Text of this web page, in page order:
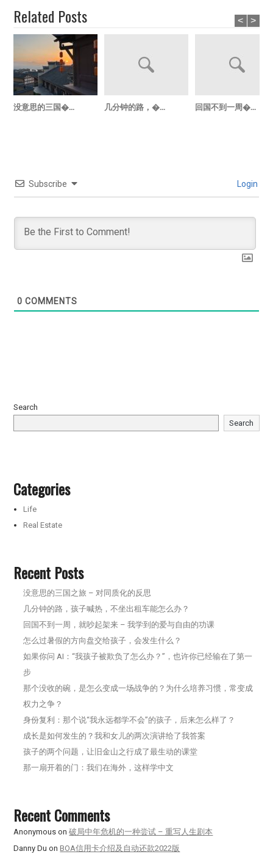
Related Posts
没意思的三国�... 几分钟的路，�... 回国不到一周�...
< >
Subscribe Login
0 COMMENTS
Search
Search
Categories
Life
Real Estate
Recent Posts
没意思的三国之旅 – 对同质化的反思
几分钟的路，孩子喊热，不坐出租车能怎么办？
回国不到一周，就吵起架来 – 我学到的爱与自由的功课
怎么过暑假的方向盘交给孩子，会发生什么？
如果你问 AI：“我孩子被欺负了怎么办？”，也许你已经输在了第一
步
那个没收的碗，是怎么变成一场战争的？为什么培养习惯，常变成
权力之争？
身份复利：那个说“我永远都学不会”的孩子，后来怎么样了？
成长是如何发生的？我和女儿的两次演讲给了我答案
孩子的两个问题，让旧金山之行成了最生动的课堂
那一扇开着的门：我们在海外，这样学中文
Recent Comments
Anonymous on破局中年危机的一种尝试 – 重写人生剧本
Danny Du onBOA信用卡介绍及自动还款2022版